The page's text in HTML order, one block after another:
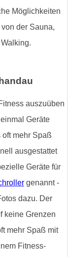
Möglichkeiten
der Sauna,
auszuüben
Geräte
mehr Spaß
ausgestattet
Geräte für
genannt -
dazu. Der
keine Grenzen
mehr Spaß mit
Fitness-